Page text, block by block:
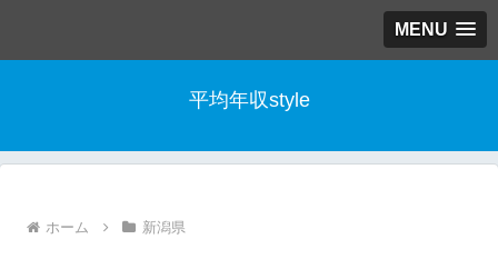
MENU
平均年収style
ホーム 新潟県